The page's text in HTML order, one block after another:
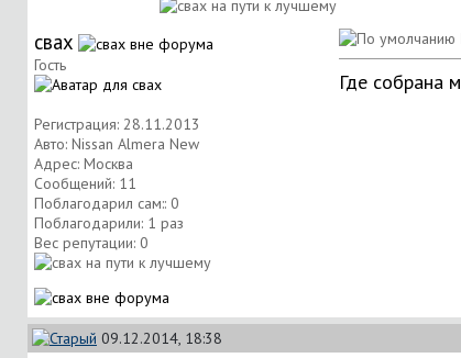
свах
Гость
Регистрация: 28.11.2013
Авто: Nissan Almera New
Адрес: Москва
Сообщений: 11
Поблагодарил сам:: 0
Поблагодарили: 1 раз
Вес репутации: 0
Где собрана
09.12.2014, 18:38